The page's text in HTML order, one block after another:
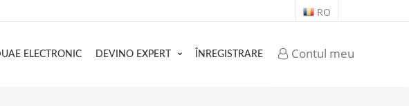
RO
Contul meu
ELECTRONIC DEVINO EXPERT ÎNREGISTRARE